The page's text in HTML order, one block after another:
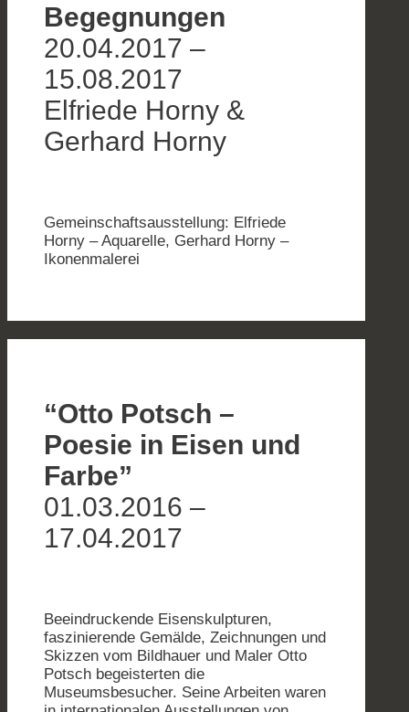
Begegnungen
20.04.2017 –
15.08.2017
Elfriede Horny &
Gerhard Horny
Gemeinschaftsausstellung: Elfriede
Horny – Aquarelle, Gerhard Horny –
Ikonenmalerei
“Otto Potsch –
Poesie in Eisen und
Farbe”
01.03.2016 –
17.04.2017
Beeindruckende Eisenskulpturen,
faszinierende Gemälde, Zeichnungen und
Skizzen vom Bildhauer und Maler Otto
Potsch begeisterten die
Museumsbesucher. Seine Arbeiten waren